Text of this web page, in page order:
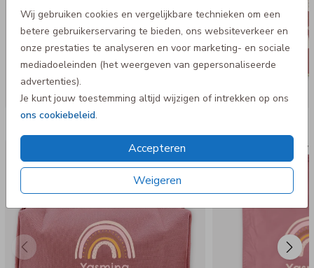
Wij gebruiken cookies en vergelijkbare technieken om een
betere gebruikerservaring te bieden, ons websiteverkeer en
onze prestaties te analyseren en voor marketing- en sociale
mediadoeleinden (het weergeven van gepersonaliseerde
advertenties).
Je kunt jouw toestemming altijd wijzigen of intrekken op ons
ons cookiebeleid.
Accepteren
Weigeren
Nog meer in deze stijl